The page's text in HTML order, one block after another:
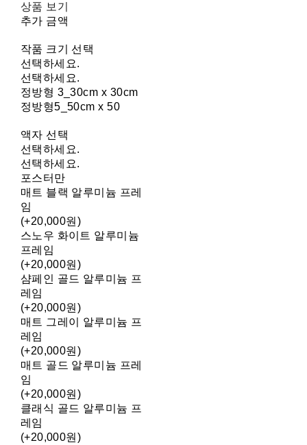
상품 보기
추가 금액
작품 크기 선택
선택하세요.
선택하세요.
정방형 3_30cm x 30cm
정방형5_50cm x 50
액자 선택
선택하세요.
선택하세요.
포스터만
매트 블랙 알루미늄 프레
임
(+20,000원)
스노우 화이트 알루미늄
프레임
(+20,000원)
샴페인 골드 알루미늄 프
레임
(+20,000원)
매트 그레이 알루미늄 프
레임
(+20,000원)
매트 골드 알루미늄 프레
임
(+20,000원)
클래식 골드 알루미늄 프
레임
(+20,000원)